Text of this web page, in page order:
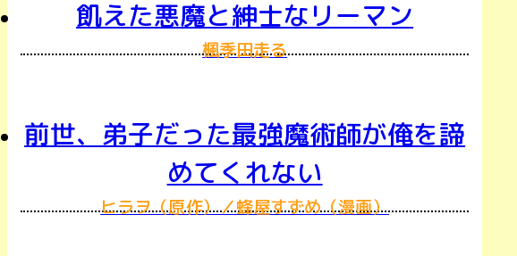
飢えた悪魔と紳士なリーマン
楓季田走る
前世、弟子だった最強魔術師が俺を諦
めてくれない
ヒラヲ（原作）／蜂屋すずめ（漫画）